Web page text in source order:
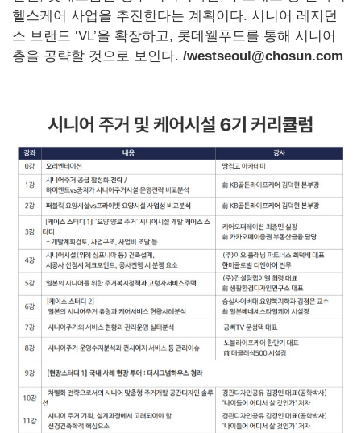
헬스케어 사업을 추진한다는 계획이다. 시니어 레지던
스 브랜드 ‘VL’을 확장하고, 롯데웰푸드를 통해 시니어
층을 공략할 것으로 보인다. /westseoul@chosun.com